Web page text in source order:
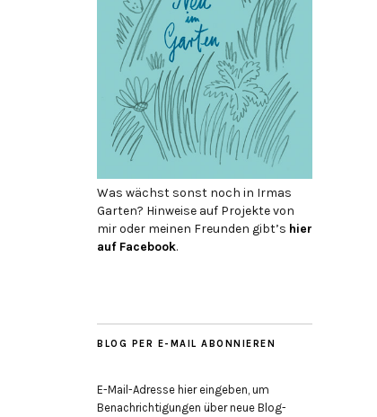
Was wächst sonst noch in Irmas
Garten? Hinweise auf Projekte von
mir oder meinen Freunden gibt’s hier
auf Face­book.
BLOG PER E-MAIL ABONNIEREN
E-Mail-Adresse hier eingeben, um
Benachrichtigungen über neue Blog-